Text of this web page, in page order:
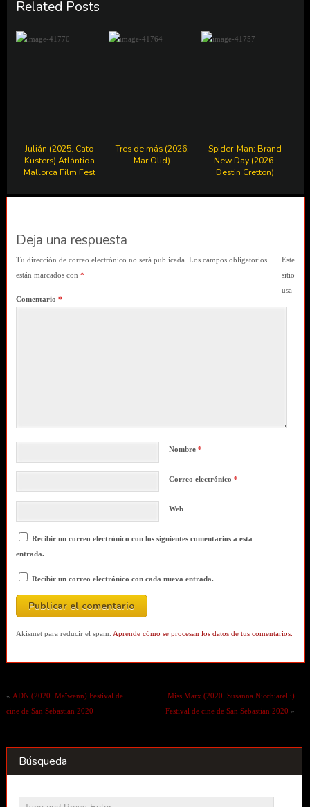
Related Posts
Julián (2025. Cato
Kusters) Atlántida
Mallorca Film Fest
Tres de más (2026.
Mar Olid)
Spider-Man: Brand
New Day (2026.
Destin Cretton)
Deja una respuesta
Tu dirección de correo electrónico no será publicada. Los campos obligatorios
están marcados con *
Comentario *
Nombre *
Correo electrónico *
Web
Recibir un correo electrónico con los siguientes comentarios a esta
entrada.
Recibir un correo electrónico con cada nueva entrada.
Este
sitio
usa
Akismet para reducir el spam. Aprende cómo se procesan los datos de tus comentarios.
« ADN (2020. Maïwenn) Festival de
cine de San Sebastian 2020
Miss Marx (2020. Susanna Nicchiarelli)
Festival de cine de San Sebastian 2020 »
Búsqueda